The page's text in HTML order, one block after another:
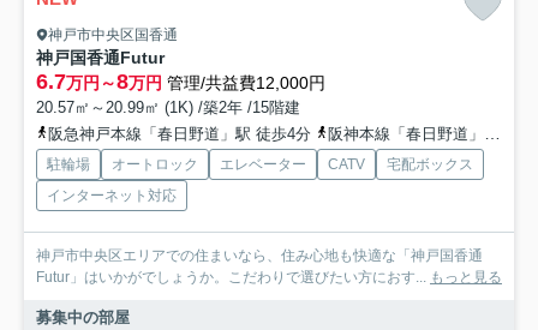
神戸市中央区国香通
神戸国香通Futur
6.7万円～8万円 管理/共益費12,000円
20.57㎡～20.99㎡ (1K) /築2年 /15階建
阪急神戸本線「春日野道」駅 徒歩4分
阪神本線「春日野道」駅 徒歩11分
駐輪場 オートロック エレベーター CATV
宅配ボックス
インターネット対応
神戸市中央区エリアでの住まいなら、住み心地も快適な「神戸国香通
Futur」はいかがでしょうか。こだわりで選びたい方におす...
もっと見る
募集中の部屋